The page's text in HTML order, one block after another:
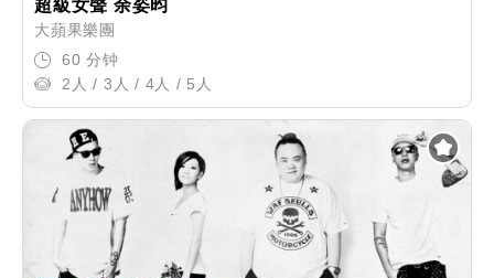
超級女聲 余姿昀
大蘋果樂團
60 分钟
2人 / 3人 / 4人 / 5人